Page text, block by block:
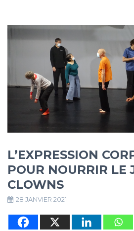
L’EXPRESSION
POUR NOURRIR LE
CLOWNS
28 JANVIER 2021